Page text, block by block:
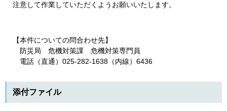
注意して作業していただくようお願いいたします。
【本件についての問合わせ先】
防災局 危機対策課 危機対策専門員
電話（直通）025-282-1638（内線）6436
添付ファイル